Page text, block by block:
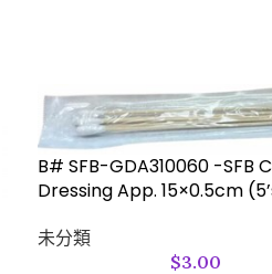
B# SFB-GDA310060 -SFB
Dressing App. 15×0.5cm
未分類
$3.00